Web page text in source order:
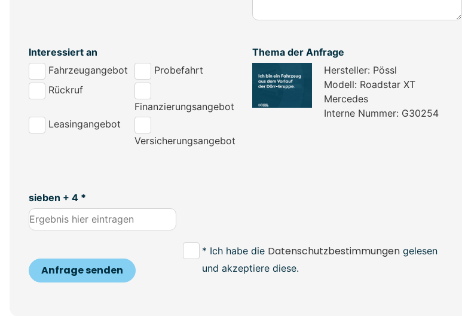
Interessiert an
Fahrzeugangebot
Probefahrt
Rückruf
Finanzierungsangebot
Leasingangebot
Versicherungsangebot
Thema der Anfrage
Hersteller: Pössl
Modell: Roadstar XT
Mercedes
Interne Nummer: G30254
sieben + 4 *
Anfrage senden
* Ich habe die Datenschutzbestimmungengelesen
und akzeptiere diese.